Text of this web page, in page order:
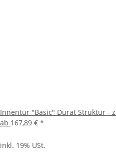
Innentür "Basic" Durat Struktur -
ab 167,89 € *
inkl. 19% USt.